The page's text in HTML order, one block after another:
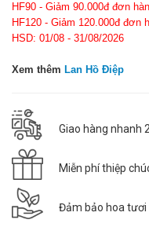
HF90 - Giảm 90.000đ đơn
HF120 - Giảm 120.000đ đơn
HSD: 01/08 - 31/08/2026
Xem thêm Lan Hồ Điệp
Giao hàng nhanh
Miễn phí thiệp
Đảm bảo hoa tươi